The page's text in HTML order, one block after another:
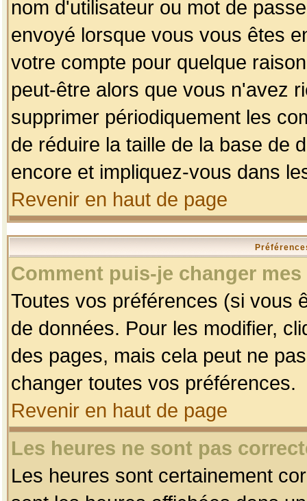
nom d'utilisateur ou mot de
envoyé lorsque vous vous êtes
votre compte pour quelque
peut-être alors que vous n'avez
supprimer périodiquement les
de réduire la taille de la base de
encore et impliquez-vous dans
Revenir en haut de page
Comment puis-je changer
Toutes vos préférences (si vous
de données. Pour les modifier,
des pages, mais cela peut ne
changer toutes vos préférences.
Revenir en haut de page
Les heures ne sont pas
Les heures sont certainement